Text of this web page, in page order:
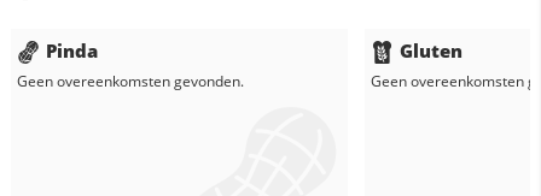
Pinda
Geen overeenkomsten gevonden.
Gluten
Geen overeenkomsten